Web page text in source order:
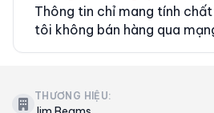
Thông tin chỉ mang tính
tôi không bán hàng qua
THƯƠNG HIỆU: